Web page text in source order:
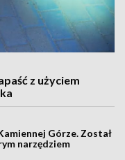
z użyciem
Górze. Został
narzędziem